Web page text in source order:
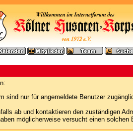
nur für angemeldete Benutzer
ab und kontaktieren den zuständigen
möglicherweise versucht einen solchen